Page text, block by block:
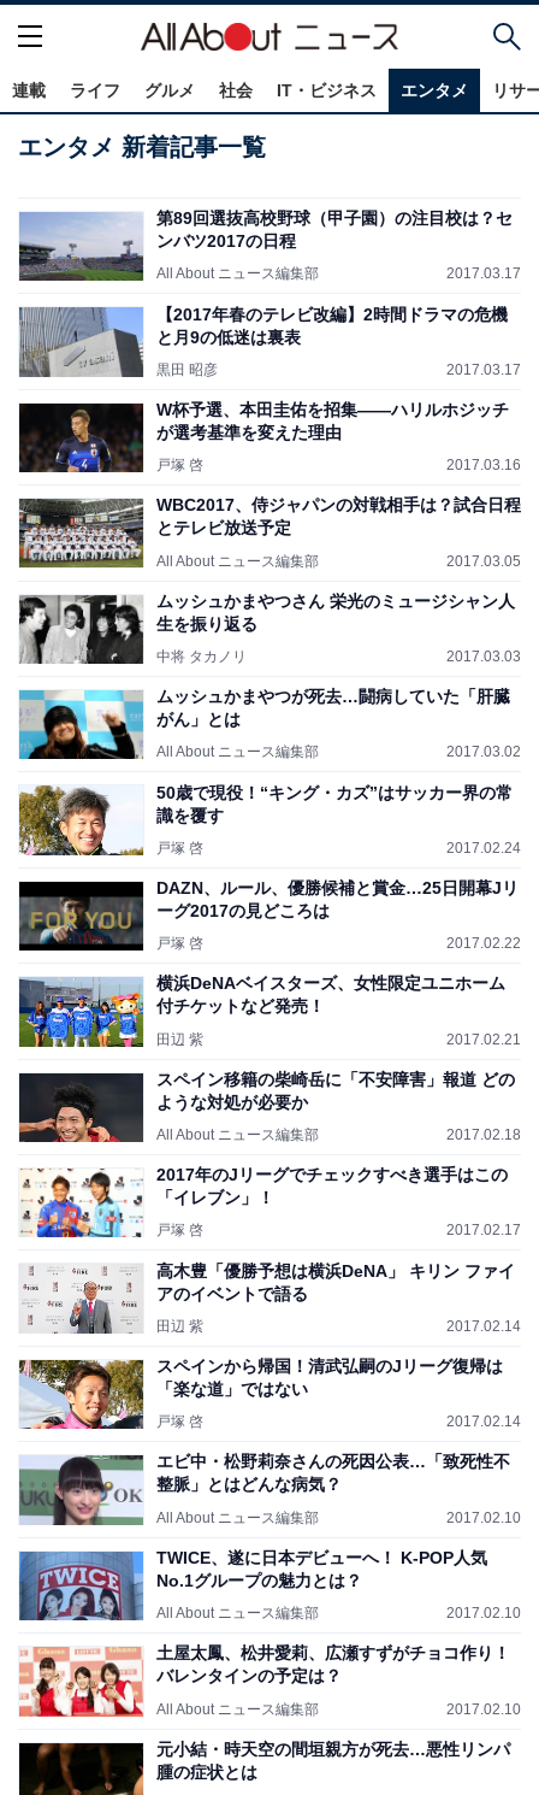
連載 ライフ グルメ 社会 IT・ビジネス エンタメ リサ
エンタメ 新着記事一覧
第89回選抜高校野球（甲子園）の注目校は？セ
ンバツ2017の日程
All About ニュース編集部 2017.03.17
【2017年春のテレビ改編】2時間ドラマの危機
と月9の低迷は裏表
黒田 昭彦 2017.03.17
W杯予選、本田圭佑を招集――ハリルホジッチ
が選考基準を変えた理由
戸塚 啓 2017.03.16
WBC2017、侍ジャパンの対戦相手は？試合日程
とテレビ放送予定
All About ニュース編集部 2017.03.05
ムッシュかまやつさん 栄光のミュージシャン人
生を振り返る
中将 タカノリ 2017.03.03
ムッシュかまやつが死去…闘病していた「肝臓
がん」とは
All About ニュース編集部 2017.03.02
50歳で現役！“キング・カズ”はサッカー界の常
識を覆す
戸塚 啓 2017.02.24
DAZN、ルール、優勝候補と賞金…25日開幕Jリ
ーグ2017の見どころは
戸塚 啓 2017.02.22
横浜DeNAベイスターズ、女性限定ユニホーム
付チケットなど発売！
田辺 紫 2017.02.21
スペイン移籍の柴崎岳に「不安障害」報道 どの
ような対処が必要か
All About ニュース編集部 2017.02.18
2017年のJリーグでチェックすべき選手はこの
「イレブン」！
戸塚 啓 2017.02.17
高木豊「優勝予想は横浜DeNA」 キリン ファイ
アのイベントで語る
田辺 紫 2017.02.14
スペインから帰国！清武弘嗣のJリーグ復帰は
「楽な道」ではない
戸塚 啓 2017.02.14
エビ中・松野莉奈さんの死因公表…「致死性不
整脈」とはどんな病気？
All About ニュース編集部 2017.02.10
TWICE、遂に日本デビューへ！ K-POP人気
No.1グループの魅力とは？
All About ニュース編集部 2017.02.10
土屋太鳳、松井愛莉、広瀬すずがチョコ作り！
バレンタインの予定は？
All About ニュース編集部 2017.02.10
元小結・時天空の間垣親方が死去…悪性リンパ
腫の症状とは